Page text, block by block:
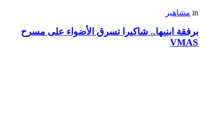
in مشاهير
برفقة ابنيها.. شاكيرا تسرق الأضواء على مسرح
VMAS